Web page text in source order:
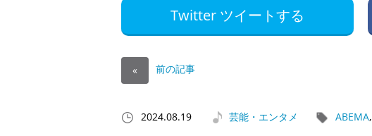
Twitter ツイートする
« 前の記事
2024.08.19 芸能・エンタメ ABEMA,